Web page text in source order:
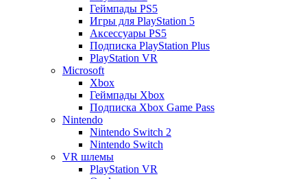
Геймпады PS5
Игры для PlayStation 5
Аксессуары PS5
Подписка PlayStation Plus
PlayStation VR
Microsoft
Xbox
Геймпады Xbox
Подписка Xbox Game Pass
Nintendo
Nintendo Switch 2
Nintendo Switch
VR шлемы
PlayStation VR